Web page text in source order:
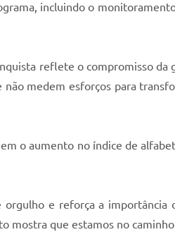
incluindo o
reflete o compromisso
medem esforços para
o aumento no índice de
e reforça a importância
mostra que estamos no